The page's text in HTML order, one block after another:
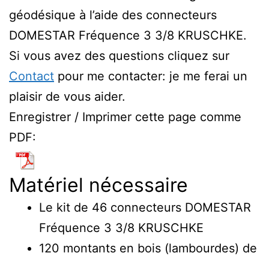
géodésique à l’aide des connecteurs
DOMESTAR Fréquence 3 3/8 KRUSCHKE.
Si vous avez des questions cliquez sur
Contact pour me contacter: je me ferai un
plaisir de vous aider.
Enregistrer / Imprimer cette page comme
PDF:
Matériel nécessaire
Le kit de 46 connecteurs DOMESTAR
Fréquence 3 3/8 KRUSCHKE
120 montants en bois (lambourdes) de